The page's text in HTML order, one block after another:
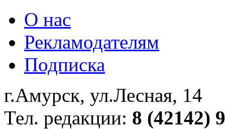
О нас
Рекламодателям
Подписка
г.Амурск, ул.Лесная, 14
Тел. редакции: 8 (42142)